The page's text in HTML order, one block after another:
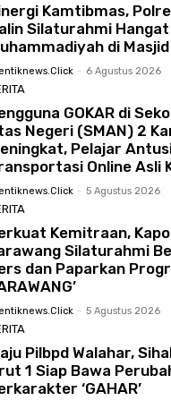
Kamtibmas,
Silaturahmi Hangat
di
- 6 Agustus 2026
GOKAR di
Negeri (SMAN) 2
Pelajar
Online Asli
- 5 Agustus 2026
Kemitraan,
Silaturahmi
dan Paparkan
- 5 Agustus 2026
Pilbpd Walahar,
1 Siap Bawa
‘GAHAR’